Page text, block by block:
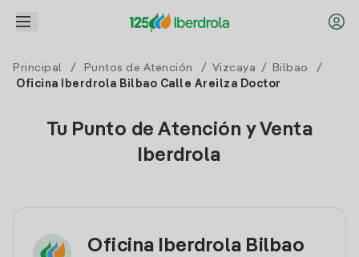
Principal / Puntos de Atención / Vizcaya / Bilbao
/
Oficina Iberdrola Bilbao Calle Areilza Doctor
Tu Punto de Atención y Venta
Iberdrola
Oficina Iberdrola Bilbao